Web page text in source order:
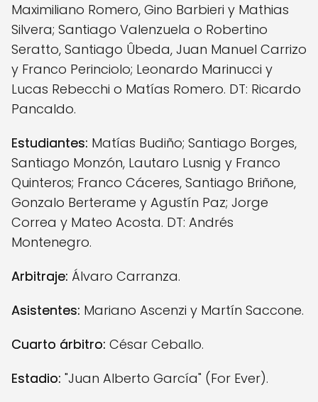
Maximiliano Romero, Gino Barbieri y Mathias
Silvera; Santiago Valenzuela o Robertino
Seratto, Santiago Ûbeda, Juan Manuel Carrizo
y Franco Perinciolo; Leonardo Marinucci y
Lucas Rebecchi o Matías Romero. DT: Ricardo
Pancaldo.
Estudiantes: Matías Budiño; Santiago Borges,
Santiago Monzón, Lautaro Lusnig y Franco
Quinteros; Franco Cáceres, Santiago Briñone,
Gonzalo Berterame y Agustín Paz; Jorge
Correa y Mateo Acosta. DT: Andrés
Montenegro.
Arbitraje: Álvaro Carranza.
Asistentes: Mariano Ascenzi y Martín Saccone.
Cuarto árbitro: César Ceballo.
Estadio: "Juan Alberto García" (For Ever).